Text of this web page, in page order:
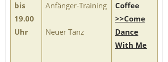
bis
19.00
Uhr
Anfänger-Training
Neuer Tanz
Coffee
>>Come
Dance
With Me